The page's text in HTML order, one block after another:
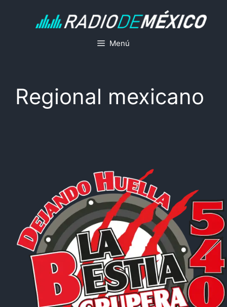
contenido
Menú
Regional mexicano